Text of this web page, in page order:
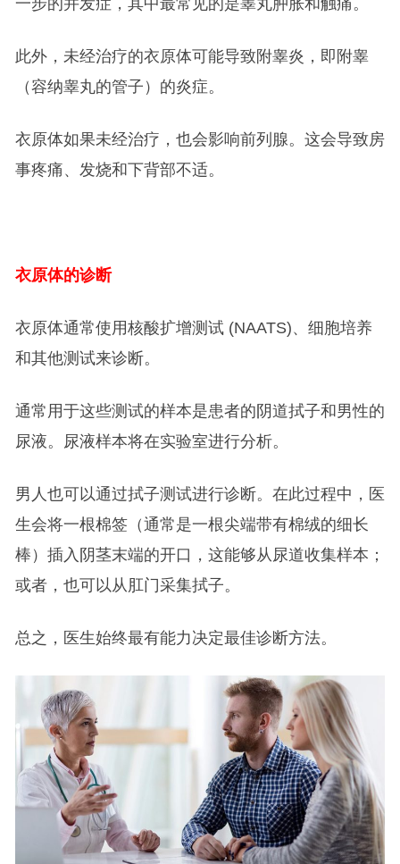
一步的并发症，其中最常见的是睾丸肿胀和触痛。
此外，未经治疗的衣原体可能导致附睾炎，即附睾
（容纳睾丸的管子）的炎症。
衣原体如果未经治疗，也会影响前列腺。这会导致房
事疼痛、发烧和下背部不适。
衣原体的诊断
衣原体通常使用核酸扩增测试 (NAATS)、细胞培养
和其他测试来诊断。
通常用于这些测试的样本是患者的阴道拭子和男性的
尿液。尿液样本将在实验室进行分析。
男人也可以通过拭子测试进行诊断。在此过程中，医
生会将一根棉签（通常是一根尖端带有棉绒的细长
棒）插入阴茎末端的开口，这能够从尿道收集样本；
或者，也可以从肛门采集拭子。
总之，医生始终最有能力决定最佳诊断方法。